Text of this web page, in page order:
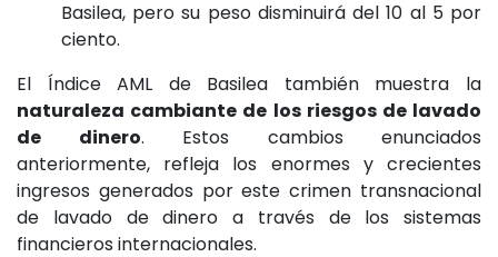
Basilea, pero su peso disminuirá del 10 al 5 por
ciento.
El Índice AML de Basilea también muestra la
naturaleza cambiante de los riesgos de lavado
de dinero. Estos cambios enunciados
anteriormente, refleja los enormes y crecientes
ingresos generados por este crimen transnacional
de lavado de dinero a través de los sistemas
financieros internacionales.